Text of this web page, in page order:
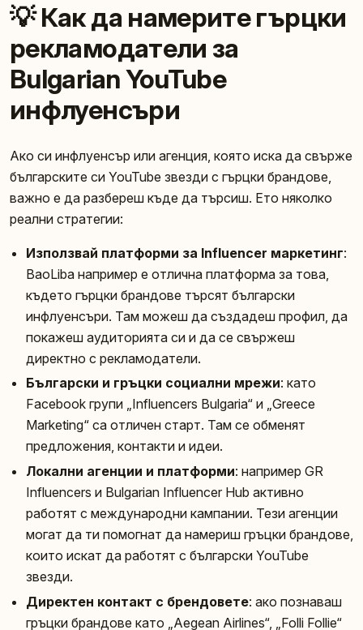
💡 Как да намерите гърцки
рекламодатели за
Bulgarian YouTube
инфлуенсъри
Ако си инфлуенсър или агенция, която иска да свърже
българските си YouTube звезди с гърцки брандове,
важно е да разбереш къде да търсиш. Ето няколко
реални стратегии:
Използвай платформи за Influencer маркетинг:
BaoLiba например е отлична платформа за това,
където гърцки брандове търсят български
инфлуенсъри. Там можеш да създадеш профил, да
покажеш аудиторията си и да се свържеш
директно с рекламодатели.
Български и гръцки социални мрежи: като
Facebook групи „Influencers Bulgaria“ и „Greece
Marketing“ са отличен старт. Там се обменят
предложения, контакти и идеи.
Локални агенции и платформи: например GR
Influencers и Bulgarian Influencer Hub активно
работят с международни кампании. Тези агенции
могат да ти помогнат да намериш гръцки брандове,
които искат да работят с български YouTube
звезди.
Директен контакт с брендовете: ако познаваш
гръцки брандове като „Aegean Airlines“, „Folli Follie“